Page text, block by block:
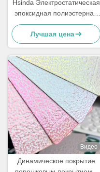
Hsinda Электростатическая
эпоксидная полиэстерная
молотовая текстура
Hammertone Порошковая
краска
Лучшая цена
Видео
Динамическое покрытие